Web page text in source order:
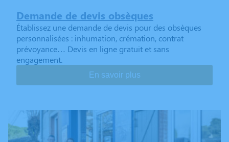
Demande de devis obsèques
Établissez une demande de devis pour des obsèques
personnalisées : inhumation, crémation, contrat
prévoyance… Devis en ligne gratuit et sans
engagement.
En savoir plus